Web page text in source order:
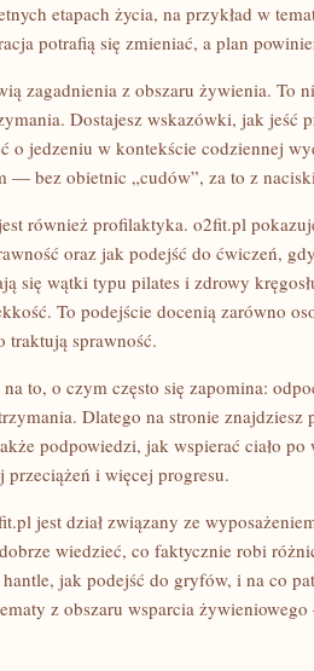
etapach życia, na przykład w
potrafią się zmieniać, a plan
zagadnienia z obszaru żywienia. To
Dostajesz wskazówki, jak jeść
o jedzeniu w kontekście codziennej
— bez obietnic „cudów”, za to z
również profilaktyka. o2fit.pl
oraz jak podejść do ćwiczeń,
się wątki typu pilates i zdrowy
To podejście docenią zarówno
traktują sprawność.
to, o czym często się zapomina:
Dlatego na stronie znajdziesz
podpowiedzi, jak wspierać ciało
przeciążeń i więcej progresu.
jest dział związany ze
wiedzieć, co faktycznie robi
jak podejść do gryfów, i na co
z obszaru wsparcia